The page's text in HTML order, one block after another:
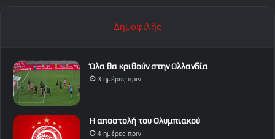
Δημοφιλής
Όλα θα κριθούν στην Ολλανδία
3 ημέρες πριν
Η αποστολή του Ολυμπιακού
4 ημέρες πριν